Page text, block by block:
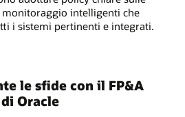
monitoraggio intelligenti che
i sistemi pertinenti e integrati.
le sfide con il FP&A
Oracle